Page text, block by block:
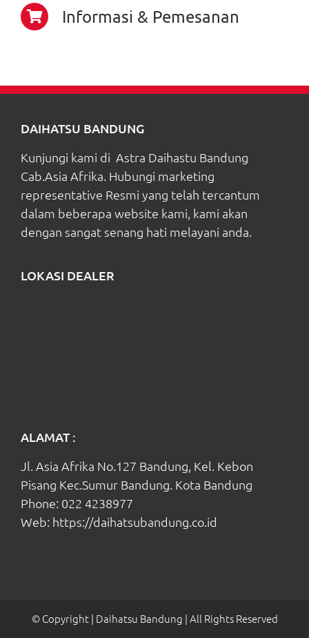
Informasi & Pemesanan
DAIHATSU BANDUNG
Kunjungi kami di Astra Daihastu Bandung
Cab.Asia Afrika. Hubungi marketing
representative Resmi yang telah tercantum
dalam beberapa website kami, kami akan
dengan sangat senang hati melayani anda.
LOKASI DEALER
ALAMAT :
Jl. Asia Afrika No.127 Bandung, Kel. Kebon
Pisang Kec.Sumur Bandung. Kota Bandung
Phone: 022 4238977
Web: https://daihatsubandung.co.id
© Copyright| Daihatsu Bandung | All Rights Reserved